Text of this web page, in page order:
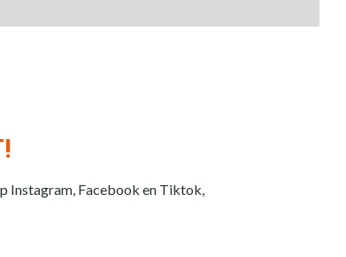
Instagram, Facebook en Tiktok,